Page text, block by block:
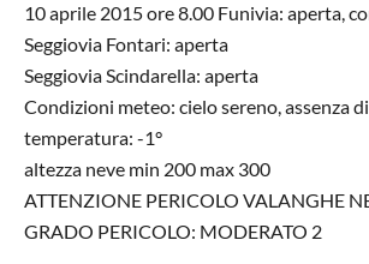
10 aprile 2015 ore 8.00 Funivia: aperta,
Seggiovia Fontari: aperta
Seggiovia Scindarella: aperta
Condizioni meteo: cielo sereno, assenza
temperatura: -1°
altezza neve min 200 max 300
ATTENZIONE PERICOLO VALANGHE
GRADO PERICOLO: MODERATO 2